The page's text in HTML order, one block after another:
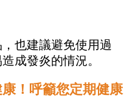
也建議避免使用過
成發炎的情況。
康！呼籲您定期健康